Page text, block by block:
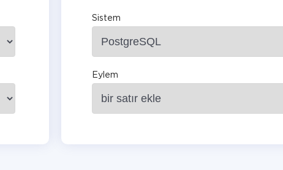
Sistem
Eylem